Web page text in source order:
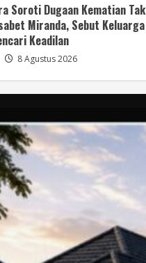
Soroti Dugaan Kematian Tak
Miranda, Sebut Keluarga
Keadilan
8 Agustus 2026